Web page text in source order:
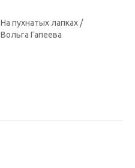
На пухнатых лапках /
Вольга Гапеева